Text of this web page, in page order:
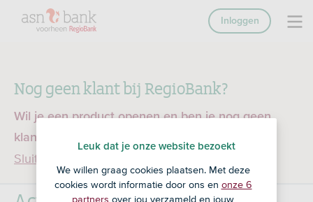
Nog geen klant bij RegioBank?
Wil je een product openen en ben je nog geen
klant bij RegioBank?
Sluiten
Inloggen
Leuk dat je onze website bezoekt
We willen graag cookies plaatsen. Met deze
cookies wordt informatie door ons en onze 6
partners over jou verzameld en jouw